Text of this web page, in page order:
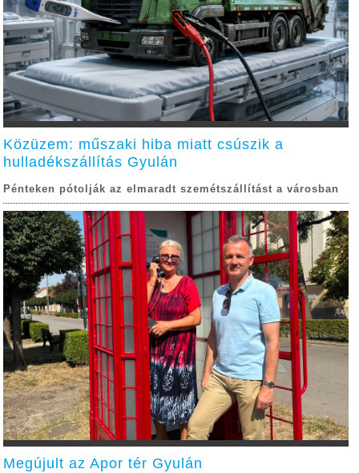
Közüzem: műszaki hiba miatt csúszik a
hulladékszállítás Gyulán
Pénteken pótolják az elmaradt szemétszállítást a városban
Megújult az Apor tér Gyulán